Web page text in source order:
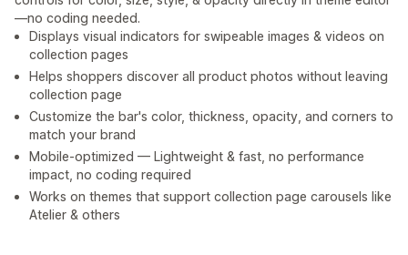
—no coding needed.
Displays visual indicators for swipeable images & videos on
collection pages
Helps shoppers discover all product photos without leaving
collection page
Customize the bar's color, thickness, opacity, and corners to
match your brand
Mobile-optimized — Lightweight & fast, no performance
impact, no coding required
Works on themes that support collection page carousels like
Atelier & others